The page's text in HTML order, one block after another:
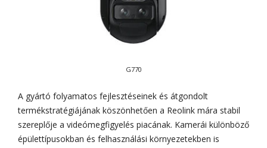
G770
A gyártó folyamatos fejlesztéseinek és átgondolt
termékstratégiájának köszönhetően a Reolink mára stabil
szereplője a videómegfigyelés piacának. Kamerái különböző
épülettípusokban és felhasználási környezetekben is